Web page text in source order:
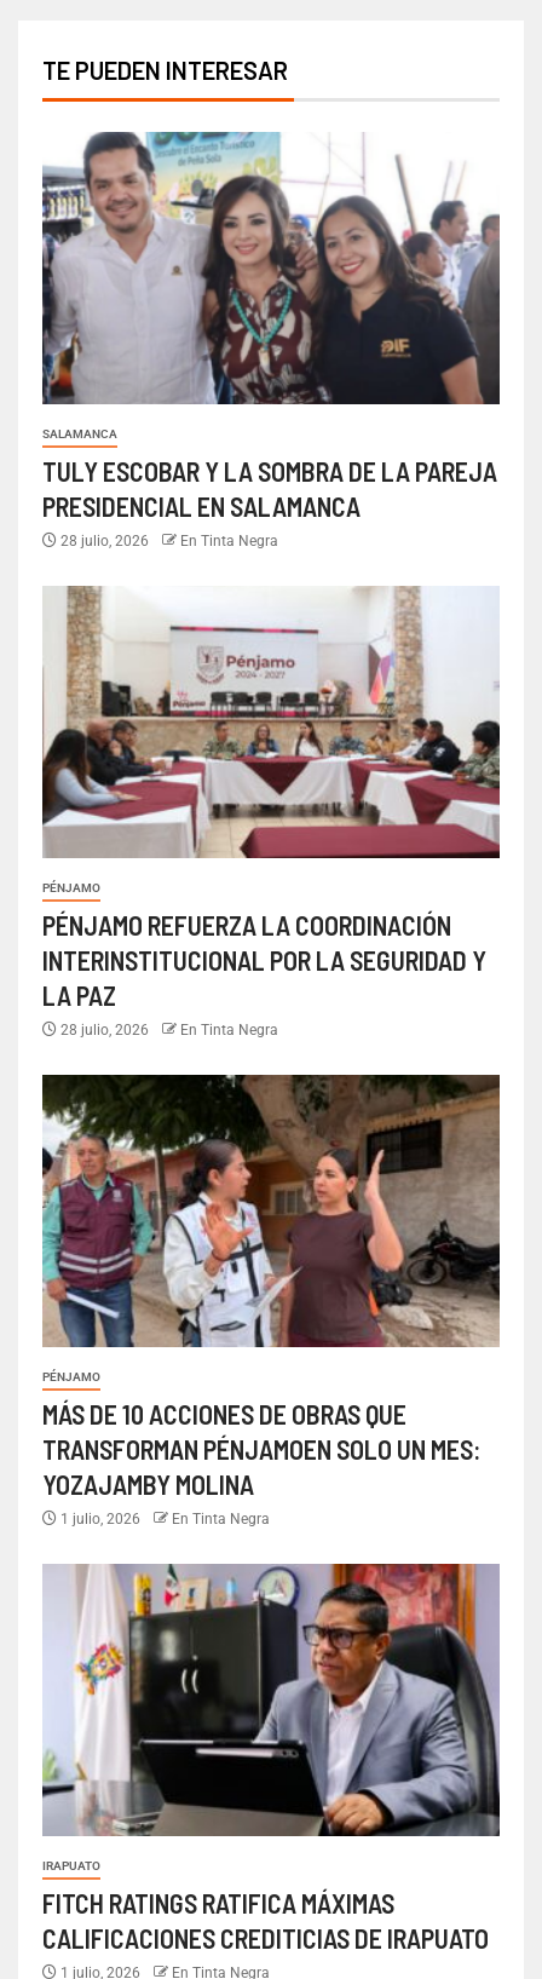
TE PUEDEN INTERESAR
SALAMANCA
TULY ESCOBAR Y LA SOMBRA DE LA PAREJA
PRESIDENCIAL EN SALAMANCA
28 julio, 2026 En Tinta Negra
PÉNJAMO
PÉNJAMO REFUERZA LA COORDINACIÓN
INTERINSTITUCIONAL POR LA SEGURIDAD Y
LA PAZ
28 julio, 2026 En Tinta Negra
PÉNJAMO
MÁS DE 10 ACCIONES DE OBRAS QUE
TRANSFORMAN PÉNJAMOEN SOLO UN MES:
YOZAJAMBY MOLINA
1 julio, 2026 En Tinta Negra
IRAPUATO
FITCH RATINGS RATIFICA MÁXIMAS
CALIFICACIONES CREDITICIAS DE IRAPUATO
1 julio, 2026 En Tinta Negra